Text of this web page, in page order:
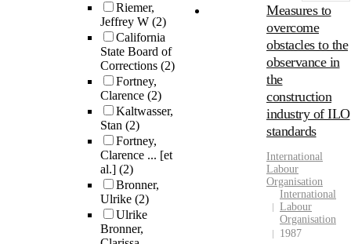
Riemer,
Jeffrey W (2)
California
State Board of
Corrections (2)
Fortney,
Clarence (2)
Kaltwasser,
Stan (2)
Fortney,
Clarence ... [et
al.] (2)
Bronner,
Ulrike (2)
Ulrike
Bronner,
Measures to
overcome
obstacles to the
observance in
the
construction
industry of ILO
standards
International
Labour
Organisation
International
Labour
Organisation
1987